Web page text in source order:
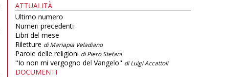
ATTUALITÀ
Ultimo numero
Numeri precedenti
Libri del mese
Riletture di Mariapia Veladiano
Parole delle religioni di Piero Stefani
"Io non mi vergogno del Vangelo" di Luigi Accattoli
DOCUMENTI